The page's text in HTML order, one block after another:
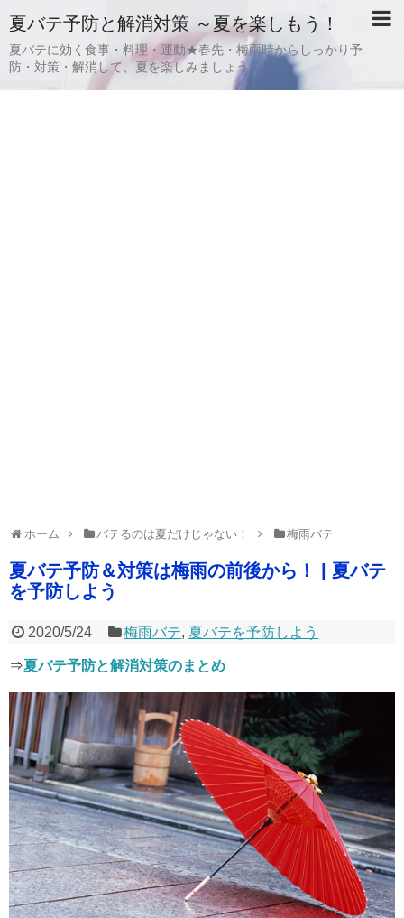
夏バテ予防と解消対策 ～夏を楽しもう！
夏バテに効く食事・料理・運動★春先・梅雨時からしっかり予
防・対策・解消して、夏を楽しみましょう♪
ホーム バテるのは夏だけじゃない！ 梅雨バテ
夏バテ予防＆対策は梅雨の前後から！ | 夏バテ
を予防しよう
2020/5/24 梅雨バテ, 夏バテを予防しよう
⇒夏バテ予防と解消対策のまとめ